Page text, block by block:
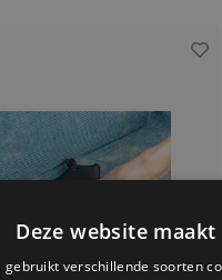
Deze website
gebruikt verschillende soorten